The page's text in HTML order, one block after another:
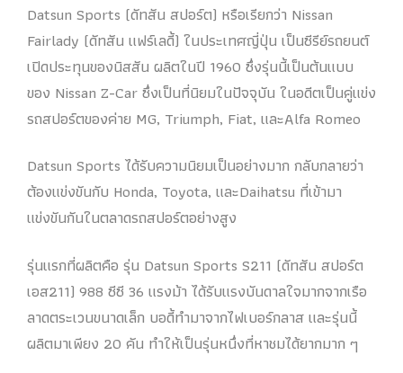
Datsun Sports (ดัทสัน สปอร์ต) หรือเรียกว่า Nissan
Fairlady (ดัทสัน แฟร์เลดี้) ในประเทศญี่ปุ่น เป็นซีรีย์รถยนต์
เปิดประทุนของนิสสัน ผลิตในปี 1960 ซึ่งรุ่นนี้เป็นต้นแบบ
ของ Nissan Z-Car ซึ่งเป็นที่นิยมในปัจจุบัน ในอดีตเป็นคู่แข่ง
รถสปอร์ตของค่าย MG, Triumph, Fiat, และAlfa Romeo
Datsun Sports ได้รับความนิยมเป็นอย่างมาก กลับกลายว่า
ต้องแข่งขันกับ Honda, Toyota, และDaihatsu ที่เข้ามา
แข่งขันกันในตลาดรถสปอร์ตอย่างสูง
รุ่นแรกที่ผลิตคือ รุ่น Datsun Sports S211 (ดัทสัน สปอร์ต
เอส211) 988 ซีซี 36 แรงม้า ได้รับแรงบันดาลใจมากจากเรือ
ลาดตระเวนขนาดเล็ก บอดี้ทำมาจากไฟเบอร์กลาส และรุ่นนี้
ผลิตมาเพียง 20 คัน ทำให้เป็นรุ่นหนึ่งที่หาชมได้ยากมาก ๆ